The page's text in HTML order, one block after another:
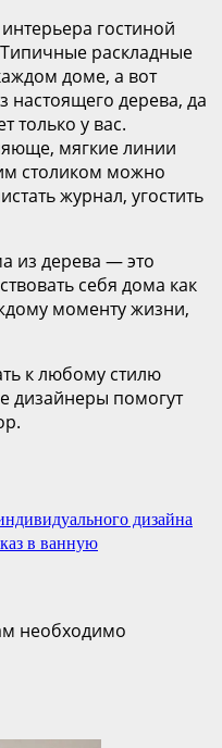
гостиной
раскладные
доме, а вот
настоящего дерева, да
только у вас.
мягкие линии
столиком можно
журнал, угостить
из дерева — это
себя дома как
моменту жизни,
к любому стилю
дизайнеры помогут
дизайна
в ванную
необходимо